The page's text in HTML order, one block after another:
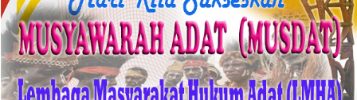
Mamiri,...
Pencarian